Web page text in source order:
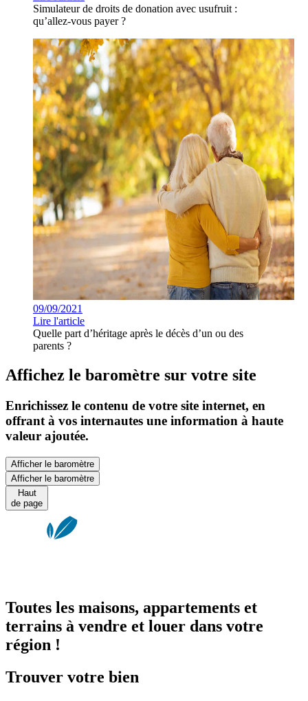
Simulateur de droits de donation avec usufruit :
qu’allez-vous payer ?
09/09/2021
Lire l'article
Quelle part d’héritage après le décès d’un ou des
parents ?
Affichez le baromètre sur votre site
Enrichissez le contenu de votre site internet, en
offrant à vos internautes une information à haute
valeur ajoutée.
Afficher le baromètre
Afficher le baromètre
Haut
de page
Toutes les maisons, appartements et
terrains à vendre et louer dans votre
région !
Trouver votre bien